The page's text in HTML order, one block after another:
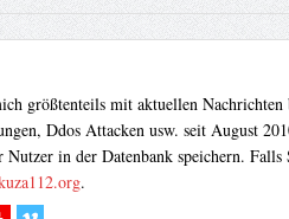
größtenteils mit aktuellen
Ddos Attacken usw. seit August
Nutzer in der Datenbank speichern.
.